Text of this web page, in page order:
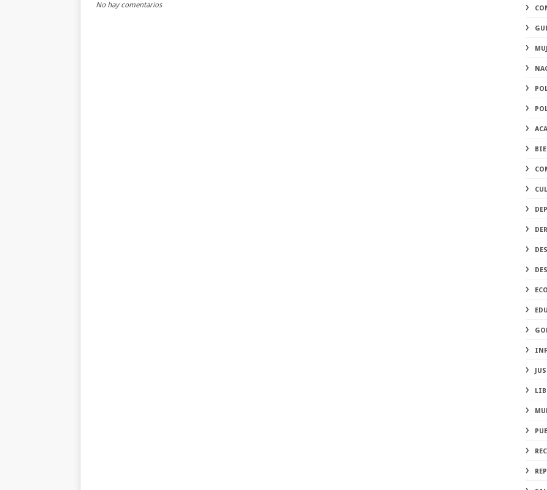
No hay comentarios